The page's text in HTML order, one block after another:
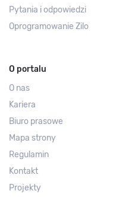
Pytania i odpowiedzi
Oprogramowanie Zilo
O portalu
O nas
Kariera
Biuro prasowe
Mapa strony
Regulamin
Kontakt
Projekty